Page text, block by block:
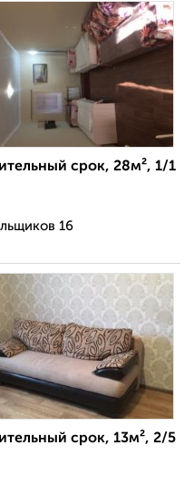
срок, 28м², 1/1
16
срок, 13м², 2/5